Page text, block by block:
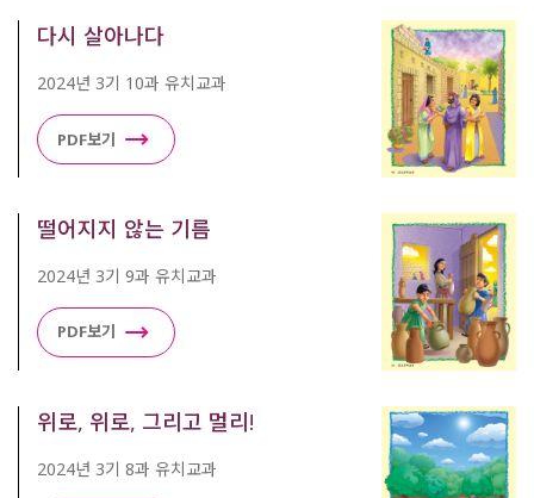
다시 살아나다
2024년 3기 10과 유치교과
PDF보기
떨어지지 않는 기름
2024년 3기 9과 유치교과
PDF보기
위로, 위로, 그리고 멀리!
2024년 3기 8과 유치교과